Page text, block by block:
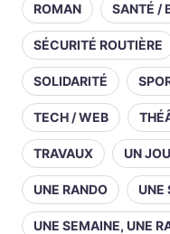
ROMAN SANTÉ /
SÉCURITÉ ROUTIÈRE
SOLIDARITÉ
TECH / WEB
TRAVAUX UN
UNE RANDO UNE
UNE SEMAINE, UNE